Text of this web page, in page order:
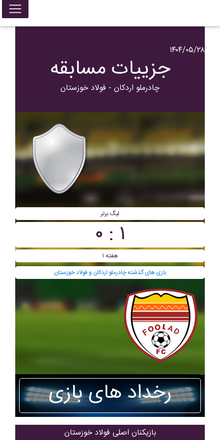
۱۴۰۴/۰۵/۲۸
جزییات مسابقه
چادرملو اردکان - فولاد خوزستان
لیگ برتر
۱ : ۰
هفته ۱
بازی های گذشته چادرملو اردکان و فولاد خوزستان
رخداد های بازی
بازیکنان اصلی فولاد خوزستان